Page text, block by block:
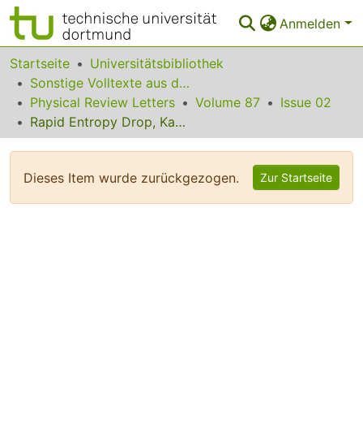
Anmelden
Bereiche & Sammlungen
Das gesamte Repositorium
Statistiken
Startseite
Universitätsbibliothek
Sonstige Volltexte aus dem Bibliotheksangebot
Physical Review Letters
Volume 87
Issue 02
Rapid Entropy Drop, Kauzmann Catastrophe, and an Apparent Mode-Coupling Transition in Polymers
Dieses Item wurde zurückgezogen. Zur Startseite